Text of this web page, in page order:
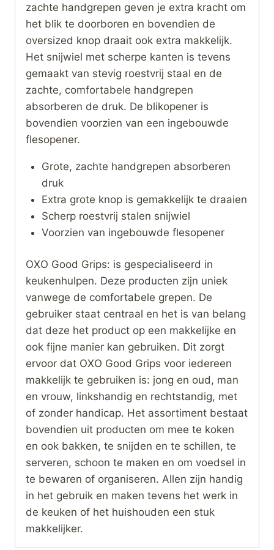
zachte handgrepen geven je extra kracht om
het blik te doorboren en bovendien de
oversized knop draait ook extra makkelijk.
Het snijwiel met scherpe kanten is tevens
gemaakt van stevig roestvrij staal en de
zachte, comfortabele handgrepen
absorberen de druk. De blikopener is
bovendien voorzien van een ingebouwde
flesopener.
Grote, zachte handgrepen absorberen
druk
Extra grote knop is gemakkelijk te draaien
Scherp roestvrij stalen snijwiel
Voorzien van ingebouwde flesopener
OXO Good Grips: is gespecialiseerd in
keukenhulpen. Deze producten zijn uniek
vanwege de comfortabele grepen. De
gebruiker staat centraal en het is van belang
dat deze het product op een makkelijke en
ook fijne manier kan gebruiken. Dit zorgt
ervoor dat OXO Good Grips voor iedereen
makkelijk te gebruiken is: jong en oud, man
en vrouw, linkshandig en rechtstandig, met
of zonder handicap. Het assortiment bestaat
bovendien uit producten om mee te koken
en ook bakken, te snijden en te schillen, te
serveren, schoon te maken en om voedsel in
te bewaren of organiseren. Allen zijn handig
in het gebruik en maken tevens het werk in
de keuken of het huishouden een stuk
makkelijker.